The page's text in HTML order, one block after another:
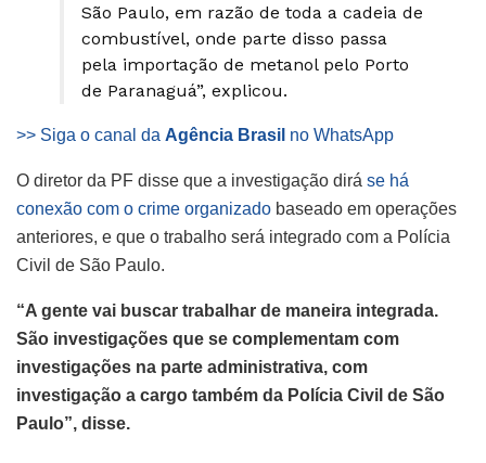
São Paulo, em razão de toda a cadeia de
combustível, onde parte disso passa
pela importação de metanol pelo Porto
de Paranaguá”, explicou.
>> Siga o canal da Agência Brasil no WhatsApp
O diretor da PF disse que a investigação dirá se há
conexão com o crime organizado baseado em operações
anteriores, e que o trabalho será integrado com a Polícia
Civil de São Paulo.
“A gente vai buscar trabalhar de maneira integrada.
São investigações que se complementam com
investigações na parte administrativa, com
investigação a cargo também da Polícia Civil de São
Paulo”, disse.